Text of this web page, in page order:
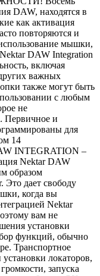
DAW, находятся в
как активация
повторяются и
мышки,
DAW Integration
включая
важных
также могут быть
с любым
не
Первичное и
для
14
INTEGRATION –
Nektar DAW
образом
Это дает свободу
когда вы
Nektar
вам не
установки
функций, обычно
Транспортное
локаторов,
запуска